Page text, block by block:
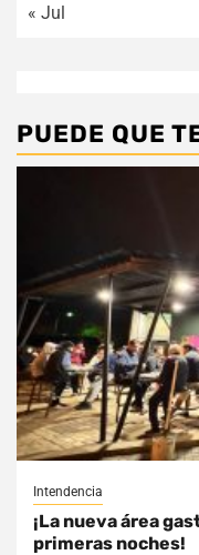
« Jul
PUEDE QUE
Intendencia
¡La nueva área
primeras noches!